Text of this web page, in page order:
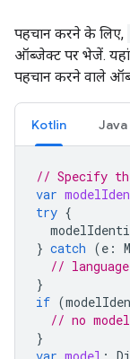
पहचान करने के लिए,
ऑब्जेक्ट पर भेजें. यहां
पहचान करने वाले
Kotlin Java
// Specify
var
try {
} catch (e :
//
}
if (
// no
}